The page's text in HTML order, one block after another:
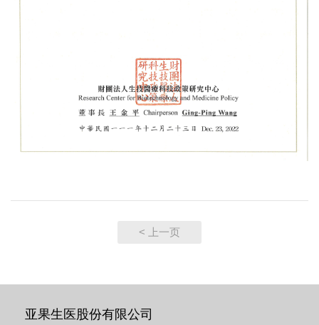
< 上一页
亚果生医股份有限公司